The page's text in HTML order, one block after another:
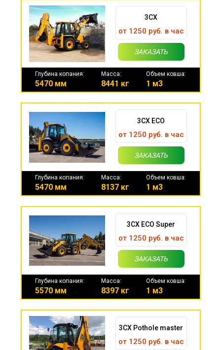
3CX
от 1250 руб. в час
ЗАКАЗАТЬ
Глубина копания:
5470 мм
Масса:
8441 кг
Объем ковша:
1 м3
3CX ECO
от 1250 руб. в час
ЗАКАЗАТЬ
Глубина копания:
5470 мм
Масса:
8137 кг
Объем ковша:
1 м3
3CX ECO Super
от 1250 руб. в час
ЗАКАЗАТЬ
Глубина копания:
5570 мм
Масса:
8397 кг
Объем ковша:
1 м3
3CX Pothole master
от 1250 руб. в час